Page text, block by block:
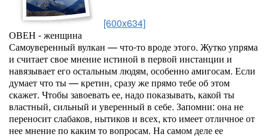
[600x634]
ОВЕН - женщина
Самоуверенный вулкан — что-то вроде этого. Жутко упряма
и считает свое мнение истиной в первой инстанции и
навязывает его остальным людям, особенно амигосам. Если
думает что ты — кретин, сразу же прямо тебе об этом
скажет. Чтобы завоевать ее, надо показывать, какой ты
властный, сильный и уверенный в себе. Запомни: она не
переносит слабаков, нытиков и всех, кто имеет отличное от
нее мнение по каким то вопросам. На самом деле ее